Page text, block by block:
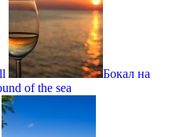
Бокал на
of the sea